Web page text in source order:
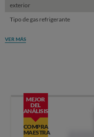
exterior
Tipo de gas refrigerante
VER MÁS
MEJOR
DEL
ANÁLISIS
COMPRA
MAESTRA